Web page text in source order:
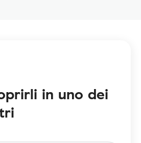
in uno dei